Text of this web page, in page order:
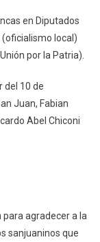
en Diputados
local)
por la Patria).
del 10 de
Juan, Fabian
Abel Chiconi
agradecer a la
sanjuaninos que